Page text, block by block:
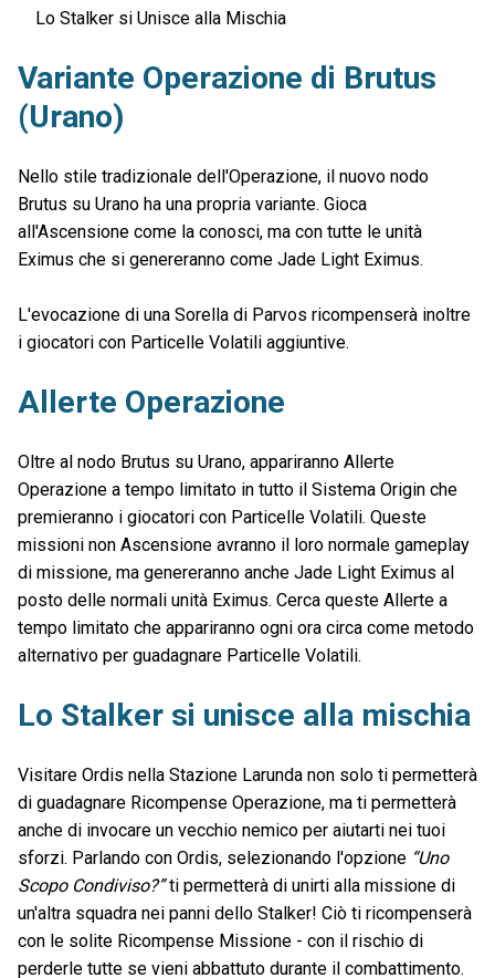
Lo Stalker si Unisce alla Mischia
Variante Operazione di Brutus
(Urano)
Nello stile tradizionale dell'Operazione, il nuovo nodo
Brutus su Urano ha una propria variante. Gioca
all'Ascensione come la conosci, ma con tutte le unità
Eximus che si genereranno come Jade Light Eximus.
L'evocazione di una Sorella di Parvos ricompenserà inoltre
i giocatori con Particelle Volatili aggiuntive.
Allerte Operazione
Oltre al nodo Brutus su Urano, appariranno Allerte
Operazione a tempo limitato in tutto il Sistema Origin che
premieranno i giocatori con Particelle Volatili. Queste
missioni non Ascensione avranno il loro normale gameplay
di missione, ma genereranno anche Jade Light Eximus al
posto delle normali unità Eximus. Cerca queste Allerte a
tempo limitato che appariranno ogni ora circa come metodo
alternativo per guadagnare Particelle Volatili.
Lo Stalker si unisce alla mischia
Visitare Ordis nella Stazione Larunda non solo ti permetterà
di guadagnare Ricompense Operazione, ma ti permetterà
anche di invocare un vecchio nemico per aiutarti nei tuoi
sforzi. Parlando con Ordis, selezionando l'opzione “Uno
Scopo Condiviso?”ti permetterà di unirti alla missione di
un'altra squadra nei panni dello Stalker! Ciò ti ricompenserà
con le solite Ricompense Missione - con il rischio di
perderle tutte se vieni abbattuto durante il combattimento.